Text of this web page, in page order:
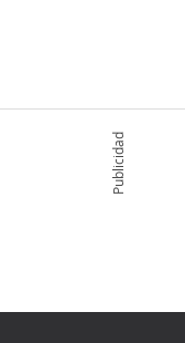
Publicidad